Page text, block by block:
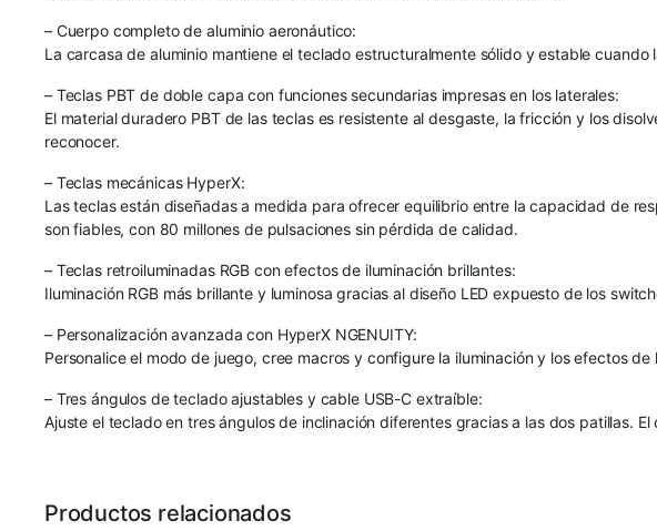
– Cuerpo completo de aluminio aeronáutico:
La carcasa de aluminio mantiene el teclado estructuralmente sólido y estable
– Teclas PBT de doble capa con funciones secundarias impresas en los laterales:
El material duradero PBT de las teclas es resistente al desgaste, la fricción y los
reconocer.
– Teclas mecánicas HyperX:
Las teclas están diseñadas a medida para ofrecer equilibrio entre la capacidad de
son fiables, con 80 millones de pulsaciones sin pérdida de calidad.
– Teclas retroiluminadas RGB con efectos de iluminación brillantes:
Iluminación RGB más brillante y luminosa gracias al diseño LED expuesto de los
– Personalización avanzada con HyperX NGENUITY:
Personalice el modo de juego, cree macros y configure la iluminación y los efectos de
– Tres ángulos de teclado ajustables y cable USB-C extraíble:
Ajuste el teclado en tres ángulos de inclinación diferentes gracias a las dos patillas.
Productos relacionados